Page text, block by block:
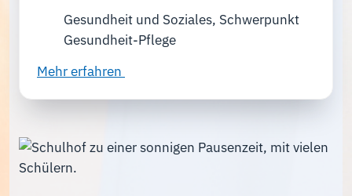
Gesundheit und Soziales, Schwerpunkt
Gesundheit-Pflege
Mehr erfahren